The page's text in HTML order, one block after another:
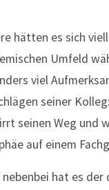
hätten es sich
Umfeld
viel
seiner
seinen Weg und
auf einem
nebenbei hat es